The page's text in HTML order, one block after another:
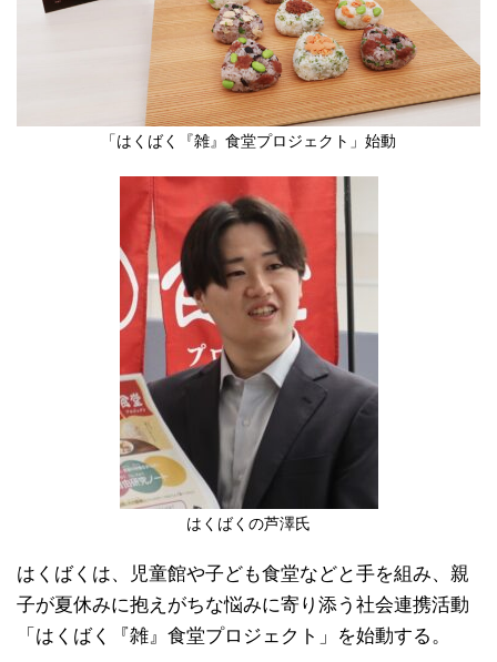
「はくばく『雑』食堂プロジェクト」始動
はくばくの芦澤氏
はくばくは、児童館や子ども食堂などと手を組み、親
子が夏休みに抱えがちな悩みに寄り添う社会連携活動
「はくばく『雑』食堂プロジェクト」を始動する。